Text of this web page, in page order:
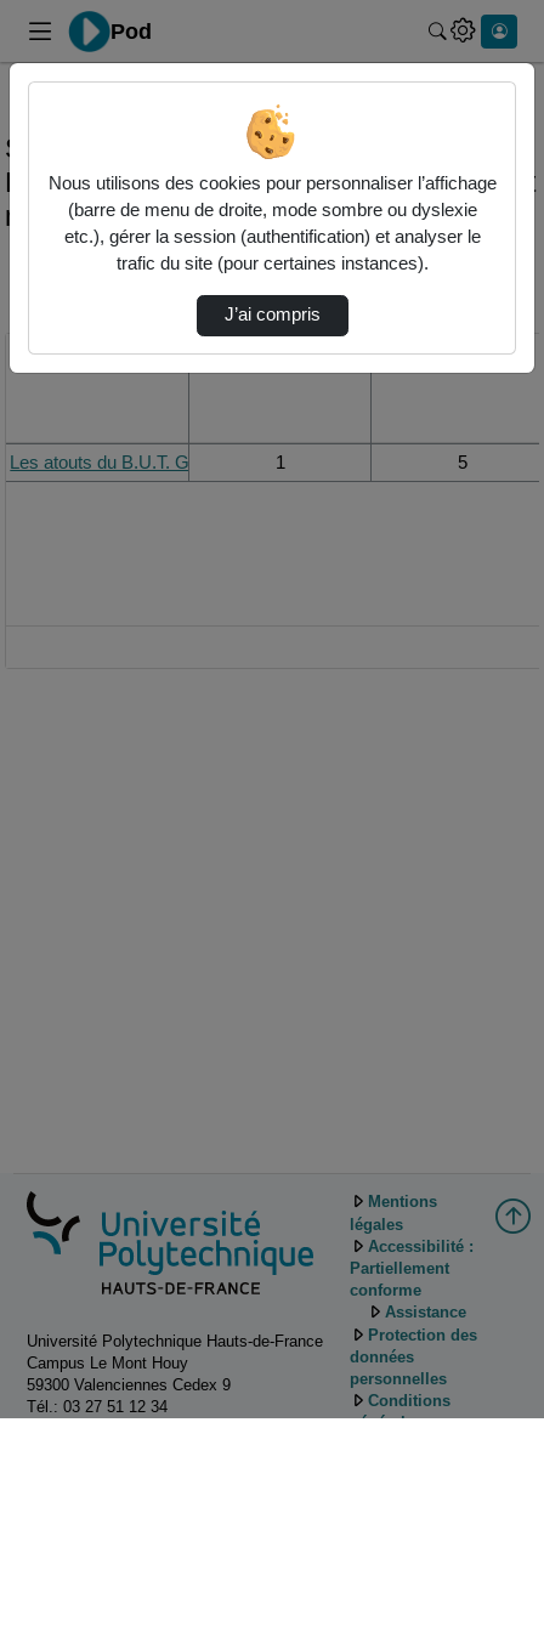
Pod
Statistiques de visualisation de la vidéo
Les atouts du b.u.t. gim | génie industriel et
maintenance
Titre Vue de la journée Vue du mois
Les atouts du B.U.T. GIM | Génie Industriel et Maintenance
1 5
Université Polytechnique Hauts-de-France
Campus Le Mont Houy
59300 Valenciennes Cedex 9
Tél.: 03 27 51 12 34
Mentions
légales
Accessibilité :
Partiellement
conforme
Assistance
Protection des
données
personnelles
Conditions
générales
Nous utilisons des cookies pour personnaliser l’affichage
(barre de menu de droite, mode sombre ou dyslexie
etc.), gérer la session (authentification) et analyser le
trafic du site (pour certaines instances).
J’ai compris